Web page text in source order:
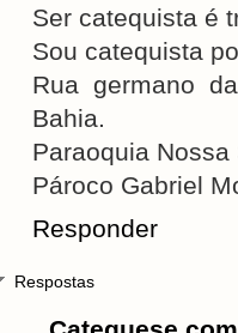
Ser catequista é
Sou catequista
Rua germano
Bahia.
Paraoquia
Pároco Gabriel
Responder
Respostas